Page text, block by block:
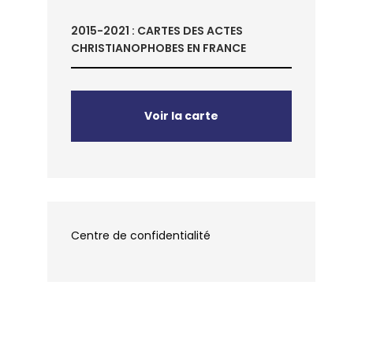
2015-2021 : CARTES DES ACTES
CHRISTIANOPHOBES EN FRANCE
Voir la carte
Centre de confidentialité